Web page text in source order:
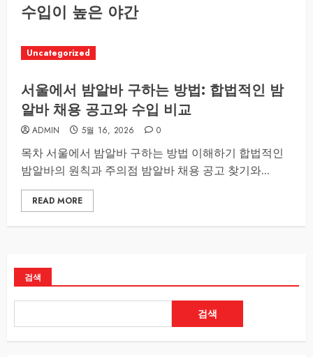
수입이 높은 야간
Uncategorized
서울에서 밤알바 구하는 방법: 합법적인 밤
알바 채용 공고와 수입 비교
ADMIN 5월 16, 2026 0
목차 서울에서 밤알바 구하는 방법 이해하기 합법적인
밤알바의 원칙과 주의점 밤알바 채용 공고 찾기와...
READ MORE
검색
검색